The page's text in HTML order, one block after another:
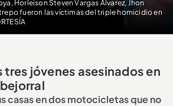
Horleison Steven Vargas Álvarez, Jhon
fueron las víctimas del triple homicidio en
tres jóvenes asesinados en
casas en dos motocicletas que no